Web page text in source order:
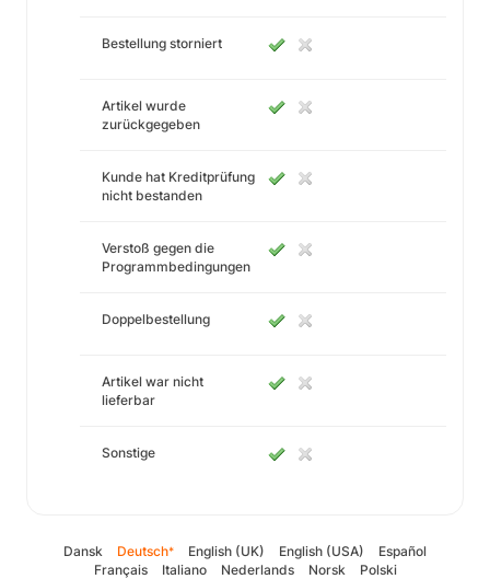
Bestellung storniert
Artikel wurde
zurückgegeben
Kunde hat Kreditprüfung
nicht bestanden
Verstoß gegen die
Programmbedingungen
Doppelbestellung
Artikel war nicht
lieferbar
Sonstige
Dansk Deutsch* English (UK) English (USA)
Español
Français
Italiano Nederlands Norsk Polski